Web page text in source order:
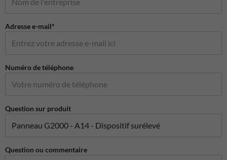
Adresse e-mail*
Numéro de téléphone
Question sur produit
Question ou commentaire